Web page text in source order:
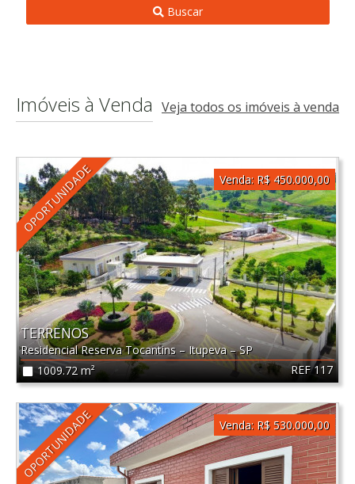
Buscar
Imóveis à Venda Veja todos os imóveis à venda
OPORTUNIDADE
REF 117
TERRENOS
Residencial Reserva Tocantins–Itupeva–SP
1009.72 m²
Venda: R$ 450.000,00
OPORTUNIDADE Venda: R$ 530.000,00